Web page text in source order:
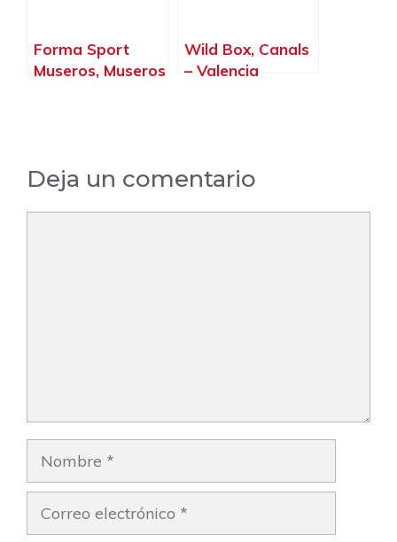
Forma Sport
Museros, Museros
Wild Box, Canals
– Valencia
Deja un comentario
Nombre
Correo
electrónico